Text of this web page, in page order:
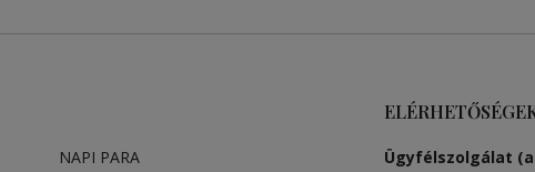
NAPI PARA
Ügyfélszolgálat